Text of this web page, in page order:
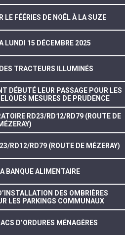
LE FÉÉRIES DE NOËL À LA SUZE
LUNDI 15 DÉCEMBRE 2025
TRACTEURS ILLUMINÉS
DÉBUTÉ LEUR PASSAGE POUR LES
MESURES DE PRUDENCE
RD23/RD12/RD79 (ROUTE DE
RD12/RD79 (ROUTE DE MÉZERAY)
BANQUE ALIMENTAIRE
DES OMBRIÈRES
LES PARKINGS COMMUNAUX
D’ORDURES MÉNAGÈRES